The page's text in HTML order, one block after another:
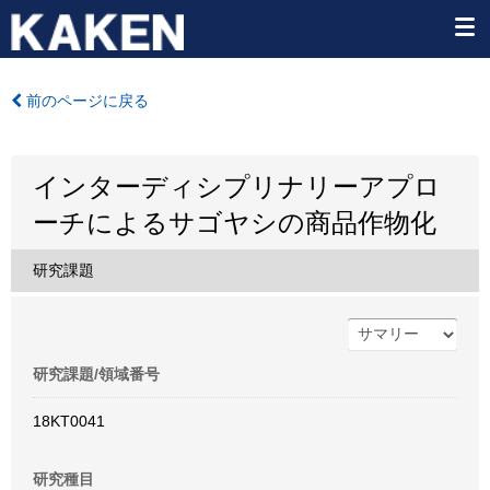
前のページに戻る
インターディシプリナリーアプロ
ーチによるサゴヤシの商品作物化
研究課題
研究課題/領域番号
18KT0041
研究種目